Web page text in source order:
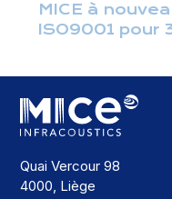
MICE à
ISO9001 pour
Quai Vercour 98
4000, Liège